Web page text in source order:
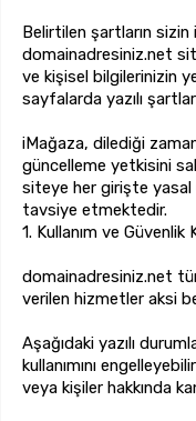
Belirtilen şartların
domainadresiniz.net
ve kişisel bilgilerinizin
sayfalarda yazılı
iMağaza, dilediği
güncelleme yetkisini
siteye her girişte yasal
tavsiye etmektedir.
1. Kullanım ve Güvenlik
domainadresiniz.net
verilen hizmetler aksi
Aşağıdaki yazılı
kullanımını
veya kişiler hakkında